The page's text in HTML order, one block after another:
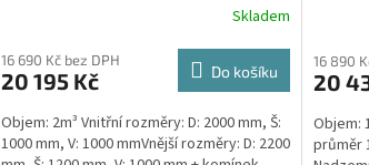
Skladem
16 690 Kč bez DPH
20 195 Kč Do košíku
Objem: 2m³ Vnitřní rozměry: D: 2000 mm, Š:
1000 mm, V: 1000 mmVnější rozměry: D: 2200
16 890
20
Objem:
průměr